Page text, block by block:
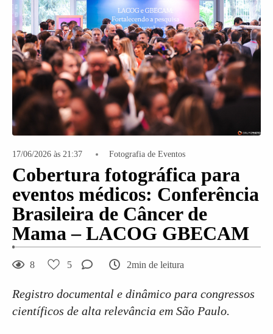
17/06/2026 às 21:37 Fotografia de Eventos
Cobertura fotográfica para
eventos médicos: Conferência
Brasileira de Câncer de
Mama – LACOG GBECAM
8 5 2min de leitura
Registro documental e dinâmico para congressos
científicos de alta relevância em São Paulo.